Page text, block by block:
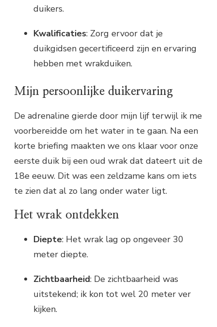
duikers.
Kwalificaties: Zorg ervoor dat je
duikgidsen gecertificeerd zijn en ervaring
hebben met wrakduiken.
Mijn persoonlijke duikervaring
De adrenaline gierde door mijn lijf terwijl ik me
voorbereidde om het water in te gaan. Na een
korte briefing maakten we ons klaar voor onze
eerste duik bij een oud wrak dat dateert uit de
18e eeuw. Dit was een zeldzame kans om iets
te zien dat al zo lang onder water ligt.
Het wrak ontdekken
Diepte: Het wrak lag op ongeveer 30
meter diepte.
Zichtbaarheid: De zichtbaarheid was
uitstekend; ik kon tot wel 20 meter ver
kijken.